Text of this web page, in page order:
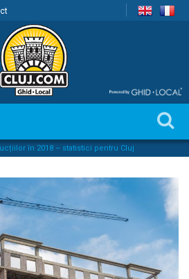
în 2018 – statistici pentru Cluj